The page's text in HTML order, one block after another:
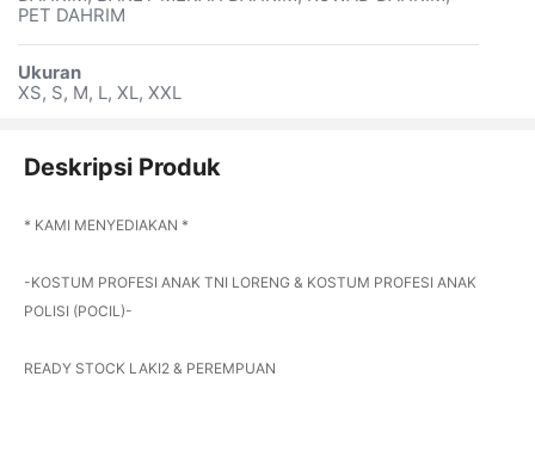
PET DAHRIM
Ukuran
XS, S, M, L, XL, XXL
Deskripsi Produk
* KAMI MENYEDIAKAN *
-KOSTUM PROFESI ANAK TNI LORENG & KOSTUM PROFESI ANAK
POLISI (POCIL)-
READY STOCK LAKI2 & PEREMPUAN